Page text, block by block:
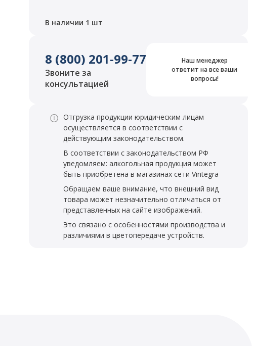
В наличии 1 шт
8 (800) 201-99-77
Звоните за
консультацией
Наш менеджер
ответит на все ваши
вопросы!
Отгрузка продукции юридическим лицам
осуществляется в соответствии с
действующим законодательством.
В соответствии с законодательством РФ
уведомляем: алкогольная продукция может
быть приобретена в магазинах сети Vintegra
Обращаем ваше внимание, что внешний вид
товара может незначительно отличаться от
представленных на сайте изображений.
Это связано с особенностями производства и
различиями в цветопередаче устройств.